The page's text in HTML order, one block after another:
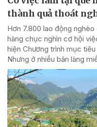
thành quả thoát
Hơn 7.800 lao động
hàng chục nghìn cơ hội
hiện Chương trình mục
Nhưng ở nhiều bản làng